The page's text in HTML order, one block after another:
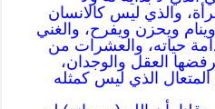
والذي ليس كالانسان
ويحزن ويفرح، والغني
حياته، والعشرات من
العقل والوجدان،
الذي ليس كمثله